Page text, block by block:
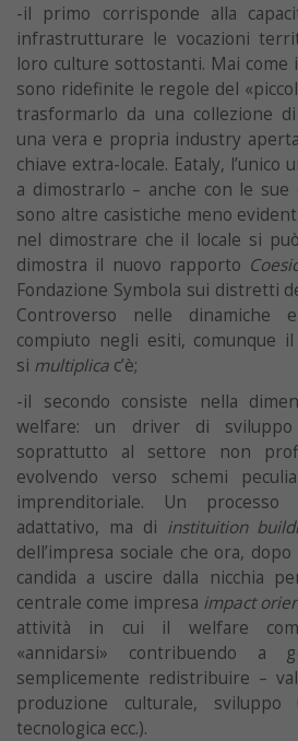
-il primo corrisponde alla
infrastrutturare le vocazioni
loro culture sottostanti. Mai
sono ridefinite le regole del
trasformarlo da una collezione
una vera e propria industry
chiave extra-locale. Eataly, l’unico
a dimostrarlo – anche con le sue
sono altre casistiche meno
nel dimostrare che il locale si
dimostra il nuovo rapporto
Fondazione Symbola sui distretti
Controverso nelle dinamiche
compiuto negli esiti, comunque
si multiplica c’è;
-il secondo consiste nella
welfare: un driver di
soprattutto al settore non
evolvendo verso schemi
imprenditoriale. Un processo
adattativo, ma di instituition
dell’impresa sociale che ora,
candida a uscire dalla nicchia
centrale come impresa impact
attività in cui il welfare
«annidarsi» contribuendo
semplicemente redistribuire –
produzione culturale, sviluppo
tecnologica ecc.).